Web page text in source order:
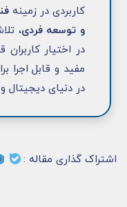
کاربردی در زمینه
و توسعه فردی،
در اختیار
مفید و قابل
در دنیای
اشتراک گذاری مقاله :